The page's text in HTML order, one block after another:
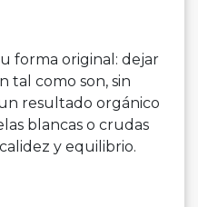
forma original: dejar
tal como son, sin
resultado orgánico
blancas o crudas
y equilibrio.